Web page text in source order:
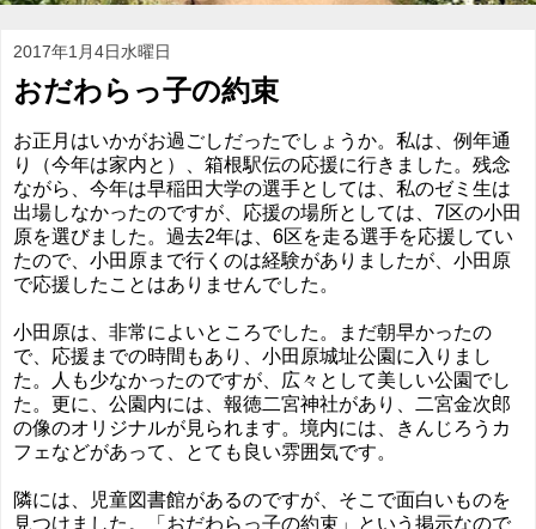
2017年1月4日水曜日
おだわらっ子の約束
お正月はいかがお過ごしだったでしょうか。私は、例年通
り（今年は家内と）、箱根駅伝の応援に行きました。残念
ながら、今年は早稲田大学の選手としては、私のゼミ生は
出場しなかったのですが、応援の場所としては、7区の小田
原を選びました。過去2年は、6区を走る選手を応援してい
たので、小田原まで行くのは経験がありましたが、小田原
で応援したことはありませんでした。
小田原は、非常によいところでした。まだ朝早かったの
で、応援までの時間もあり、小田原城址公園に入りまし
た。人も少なかったのですが、広々として美しい公園でし
た。更に、公園内には、報徳二宮神社があり、二宮金次郎
の像のオリジナルが見られます。境内には、きんじろうカ
フェなどがあって、とても良い雰囲気です。
隣には、児童図書館があるのですが、そこで面白いものを
見つけました。「おだわらっ子の約束」という掲示なので